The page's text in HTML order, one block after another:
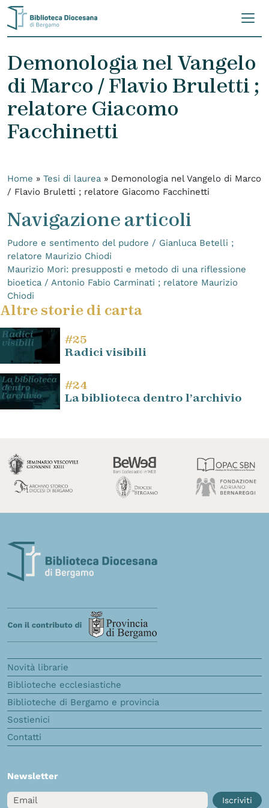
Skip to content
Demonologia nel Vangelo
di Marco / Flavio Bruletti ;
relatore Giacomo
Facchinetti
Home » Tesi di laurea » Demonologia nel Vangelo di Marco
/ Flavio Bruletti ; relatore Giacomo Facchinetti
Navigazione articoli
Pudore e sentimento del pudore / Gianluca Betelli ;
relatore Maurizio Chiodi
Maurizio Mori: presupposti e metodo di una riflessione
bioetica / Antonio Fabio Carminati ; relatore Maurizio
Chiodi
Altre storie di carta
#25
Radici visibili
#24
La biblioteca dentro l’archivio
Novità librarie
Biblioteche ecclesiastiche
Biblioteche di Bergamo e provincia
Sostienici
Contatti
Newsletter
Email Iscriviti